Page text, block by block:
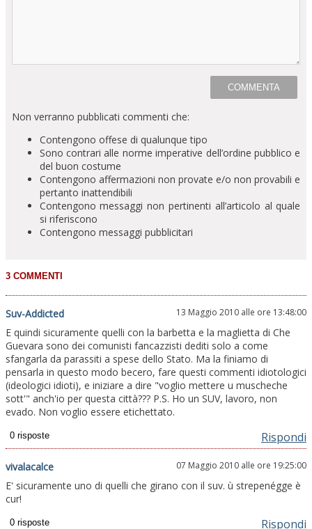
Non verranno pubblicati commenti che:
Contengono offese di qualunque tipo
Sono contrari alle norme imperative dell’ordine pubblico e
del buon costume
Contengono affermazioni non provate e/o non provabili e
pertanto inattendibili
Contengono messaggi non pertinenti all’articolo al quale
si riferiscono
Contengono messaggi pubblicitari
Suv-Addicted 13 Maggio 2010 alle ore 13:48:00
E quindi sicuramente quelli con la barbetta e la maglietta di Che
Guevara sono dei comunisti fancazzisti dediti solo a come
sfangarla da parassiti a spese dello Stato. Ma la finiamo di
pensarla in questo modo becero, fare questi commenti idiotologici
(ideologici idioti), e iniziare a dire "voglio mettere u muscheche
sott'" anch'io per questa città??? P.S. Ho un SUV, lavoro, non
evado. Non voglio essere etichettato.
Rispondi
vivalacalce 07 Maggio 2010 alle ore 19:25:00
E' sicuramente uno di quelli che girano con il suv. ù strepenégge è
cur!
Rispondi